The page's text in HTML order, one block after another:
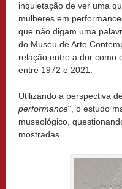
inquietação de ver uma
mulheres em
que não digam uma
do Museu de Arte
relação entre a dor como
entre 1972 e 2021.
Utilizando a perspectiva
performance“, o estudo
museológico,
mostradas.